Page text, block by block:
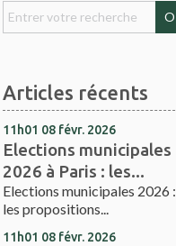
Articles récents
11h01 08 févr. 2026
Elections municipales
2026 à Paris : les...
Elections municipales 2026 :
les propositions...
11h01 08 févr. 2026